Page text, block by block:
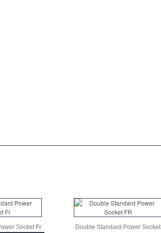
Socket Fr
Double Standard Power Socket